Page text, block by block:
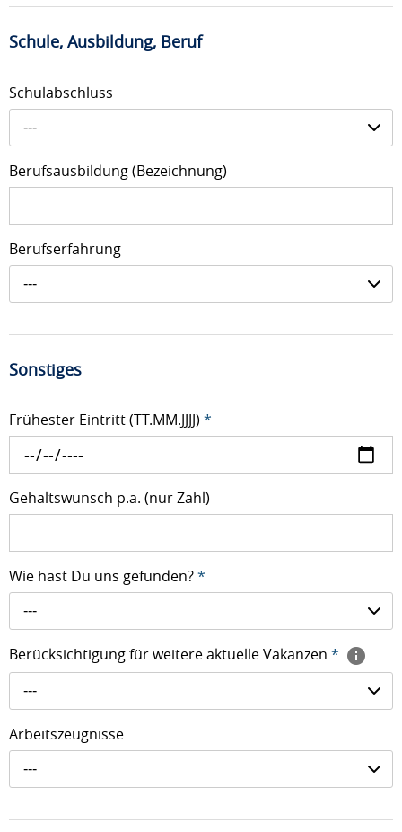
Schule, Ausbildung, Beruf
Schulabschluss
---
Berufsausbildung (Bezeichnung)
Berufserfahrung
---
Sonstiges
Frühester Eintritt (TT.MM.JJJJ) *
Gehaltswunsch p.a. (nur Zahl)
Wie hast Du uns gefunden?*
---
Berücksichtigung für weitere aktuelle Vakanzen *
---
Arbeitszeugnisse
---